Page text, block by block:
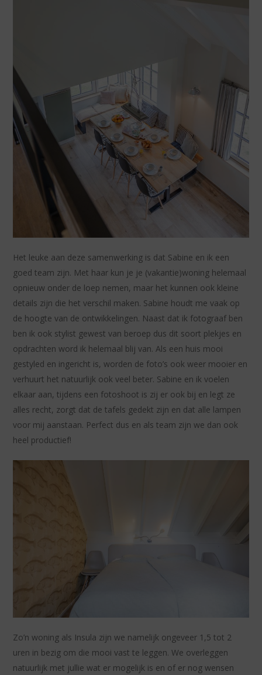
Het leuke aan deze samenwerking is dat Sabine en ik een
goed team zijn. Met haar kun je je (vakantie)woning helemaal
opnieuw onder de loep nemen, maar het kunnen ook kleine
details zijn die het verschil maken. Sabine houdt me vaak op
de hoogte van de ontwikkelingen. Naast dat ik fotograaf ben
ben ik ook stylist gewest van beroep dus dit soort plekjes en
opdrachten word ik helemaal blij van. Als een huis mooi
gestyled en ingericht is, worden de foto’s ook weer mooier en
verhuurt het natuurlijk ook veel beter. Sabine en ik voelen
elkaar aan, tijdens een fotoshoot is zij er ook bij en legt ze
alles recht, zorgt dat de tafels gedekt zijn en dat alle lampen
voor mij aanstaan. Perfect dus en als team zijn we dan ook
heel productief!
Zo’n woning als Insula zijn we namelijk ongeveer 1,5 tot 2
uren in bezig om die mooi vast te leggen. We overleggen
natuurlijk met jullie wat er mogelijk is en of er nog wensen